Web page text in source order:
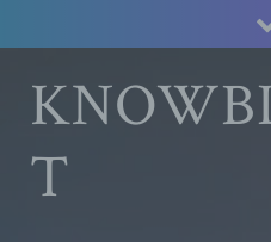
to
content
T